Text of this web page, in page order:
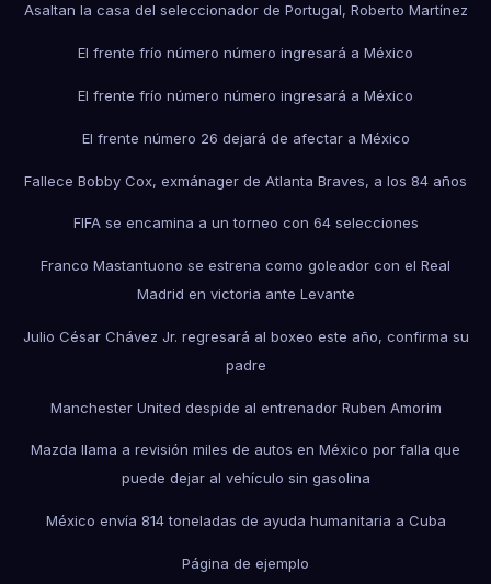
Asaltan la casa del seleccionador de Portugal, Roberto Martínez
El frente frío número número ingresará a México
El frente frío número número ingresará a México
El frente número 26 dejará de afectar a México
Fallece Bobby Cox, exmánager de Atlanta Braves, a los 84 años
FIFA se encamina a un torneo con 64 selecciones
Franco Mastantuono se estrena como goleador con el Real
Madrid en victoria ante Levante
Julio César Chávez Jr. regresará al boxeo este año, confirma su
padre
Manchester United despide al entrenador Ruben Amorim
Mazda llama a revisión miles de autos en México por falla que
puede dejar al vehículo sin gasolina
México envía 814 toneladas de ayuda humanitaria a Cuba
Página de ejemplo